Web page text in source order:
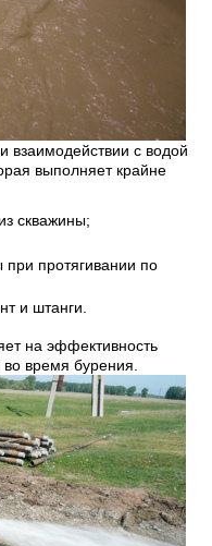
с водой
выполняет крайне
скважины;
при протягивании по
и штанги.
на эффективность
время бурения.